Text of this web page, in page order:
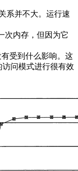
系并不大。运行速
次内存，但因为它
受到什么影响。这
问模式进行很有效